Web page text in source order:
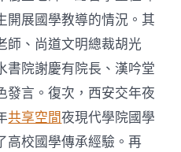
開展國學教導的情況。其
師、尚道文明總裁胡光
書院謝慶有院長、漢吟堂
發言。復次，西安交年夜
共享空間夜現代學院國學
高校國學傳承經驗。再